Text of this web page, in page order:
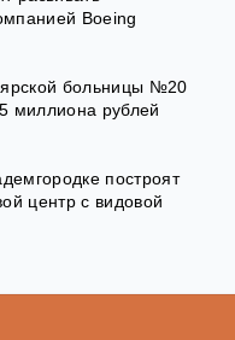
Boeing
больницы №20
миллиона рублей
построят
центр с видовой